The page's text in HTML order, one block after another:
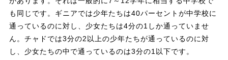
も同じです。ギニアでは少年たちは40パーセントが中学校に
通っているのに対し、少女たちは4分の1しか通っていませ
ん。チャドでは3分の2以上の少年たちが通っているのに対
し、少女たちの中で通っているのは3分の1以下です。